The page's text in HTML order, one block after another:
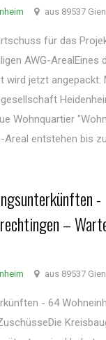
aus 89537
für das
AWG-ArealEines
wird jetzt angepackt:
Wohnquartier
Areal entstehen bis
–
aus 89537
- 64